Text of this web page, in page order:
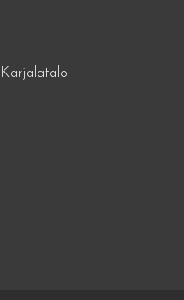
Karjalatalo